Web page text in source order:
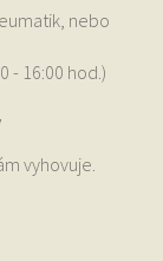
nebo
- 16:00 hod.)
vyhovuje.